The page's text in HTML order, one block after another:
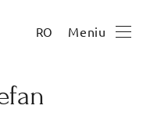
RO Meniu